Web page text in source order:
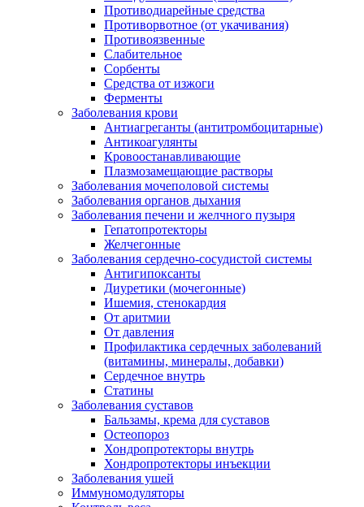
Противодиарейные средства
Противорвотное (от укачивания)
Противоязвенные
Слабительное
Сорбенты
Средства от изжоги
Ферменты
Заболевания крови
Антиагреганты (антитромбоцитарные)
Антикоагулянты
Кровоостанавливающие
Плазмозамещающие растворы
Заболевания мочеполовой системы
Заболевания органов дыхания
Заболевания печени и желчного пузыря
Гепатопротекторы
Желчегонные
Заболевания сердечно-сосудистой системы
Антигипоксанты
Диуретики (мочегонные)
Ишемия, стенокардия
От аритмии
От давления
Профилактика сердечных заболеваний
(витамины, минералы, добавки)
Сердечное внутрь
Статины
Заболевания суставов
Бальзамы, крема для суставов
Остеопороз
Хондропротекторы внутрь
Хондропротекторы инъекции
Заболевания ушей
Иммуномодуляторы